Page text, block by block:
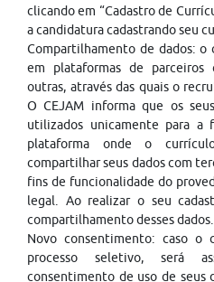
clicando em “Cadastro de
a candidatura cadastrando seu
Compartilhamento de dados:
em plataformas de parceiros
outras, através das quais o
O CEJAM informa que os
utilizados unicamente para a
plataforma onde o
compartilhar seus dados com
fins de funcionalidade do
legal. Ao realizar o seu
compartilhamento desses dados.
Novo consentimento: caso o
processo seletivo, será
consentimento de uso de seus